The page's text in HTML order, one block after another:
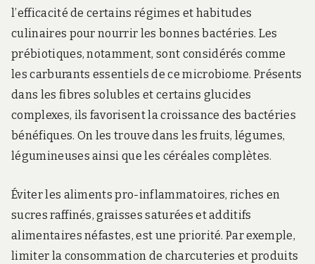
l’efficacité de certains régimes et habitudes
culinaires pour nourrir les bonnes bactéries. Les
prébiotiques, notamment, sont considérés comme
les carburants essentiels de ce microbiome. Présents
dans les fibres solubles et certains glucides
complexes, ils favorisent la croissance des bactéries
bénéfiques. On les trouve dans les fruits, légumes,
légumineuses ainsi que les céréales complètes.
Éviter les aliments pro-inflammatoires, riches en
sucres raffinés, graisses saturées et additifs
alimentaires néfastes, est une priorité. Par exemple,
limiter la consommation de charcuteries et produits